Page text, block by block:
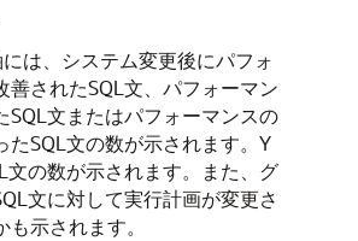
は、システム変更後にパフォ
善されたSQL文、パフォーマン
SQL文またはパフォーマンスの
たSQL文の数が示されます。Y
文の数が示されます。また、グ
文に対して実行計画が変更さ
示されます。